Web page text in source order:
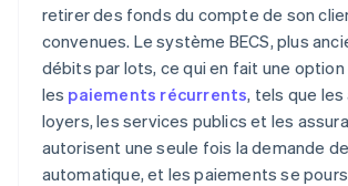
retirer des fonds du compte de son
convenues. Le système BECS, plus
débits par lots, ce qui en fait une
les paiements récurrents, tels que
loyers, les services publics et les
autorisent une seule fois la demande
automatique, et les paiements se